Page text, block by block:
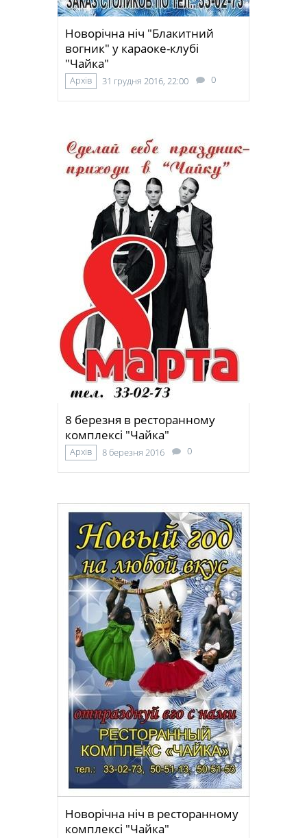
Новорічна ніч "Блакитний
вогник" у караоке-клубі
"Чайка"
Архів 31 грудня 2016, 22:00 0
8 березня в ресторанному
комплексі "Чайка"
Архів 8 березня 2016 0
Новорічна ніч в ресторанному
комплексі "Чайка"